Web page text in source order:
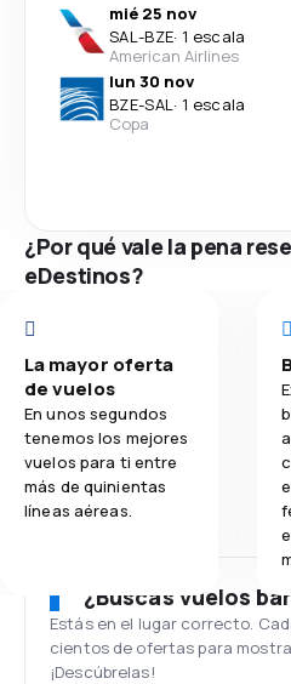
mié 25 nov
SAL-BZE· 1 escala
American Airlines
lun 30 nov
BZE-SAL· 1 escala
Copa
¿Por qué vale la pena
eDestinos?
La mayor oferta
de vuelos
En unos segundos
tenemos los mejores
vuelos para ti entre
más de quinientas
líneas aéreas.
¿Buscas vuelos
Estás en el lugar correcto.
cientos de ofertas para
¡Descúbrelas!